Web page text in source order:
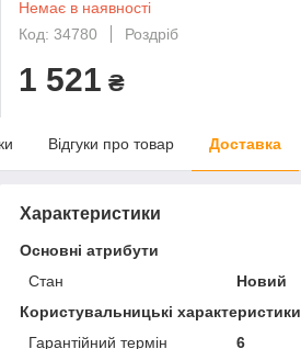
Немає в наявності
Код: 34780
Роздріб
1 521 ₴
Відгуки про товар Доставка
Характеристики
Основні атрибути
Стан
Новий
Користувальницькі характеристики
Гарантійний термін
6